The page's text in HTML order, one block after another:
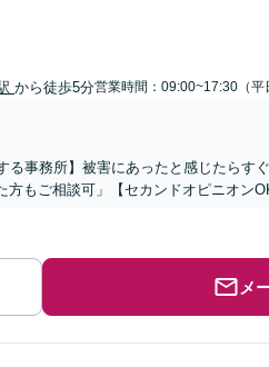
から徒歩5分営業時間：09:00~17:30（平
る事務所】被害にあったと感じたらす
もご相談可」【セカンドオピニオン
メ